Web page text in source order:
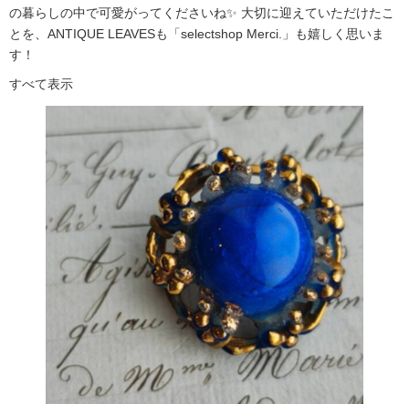
の暮らしの中で可愛がってくださいね✨ 大切に迎えていただけたこ
とを、ANTIQUE LEAVESも「selectshop Merci.」も嬉しく思いま
す！
すべて表示